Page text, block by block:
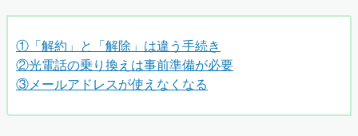
①「解約」と「解除」は違う手続き
②光電話の乗り換えは事前準備が必要
③メールアドレスが使えなくなる